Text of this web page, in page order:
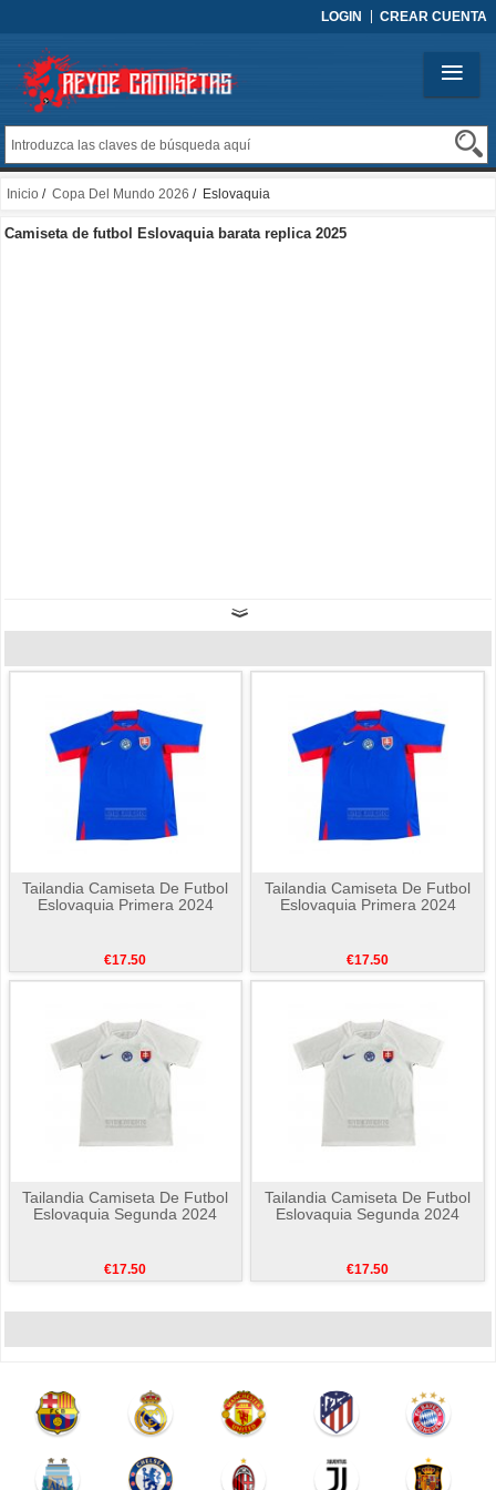
LOGIN CREAR CUENTA
Inicio / Copa Del Mundo 2026 / Eslovaquia
Camiseta de futbol Eslovaquia barata replica 2025
Tailandia Camiseta De Futbol
Eslovaquia Primera 2024
€17.50
Tailandia Camiseta De Futbol
Eslovaquia Primera 2024
€17.50
Tailandia Camiseta De Futbol
Eslovaquia Segunda 2024
€17.50
Tailandia Camiseta De Futbol
Eslovaquia Segunda 2024
€17.50